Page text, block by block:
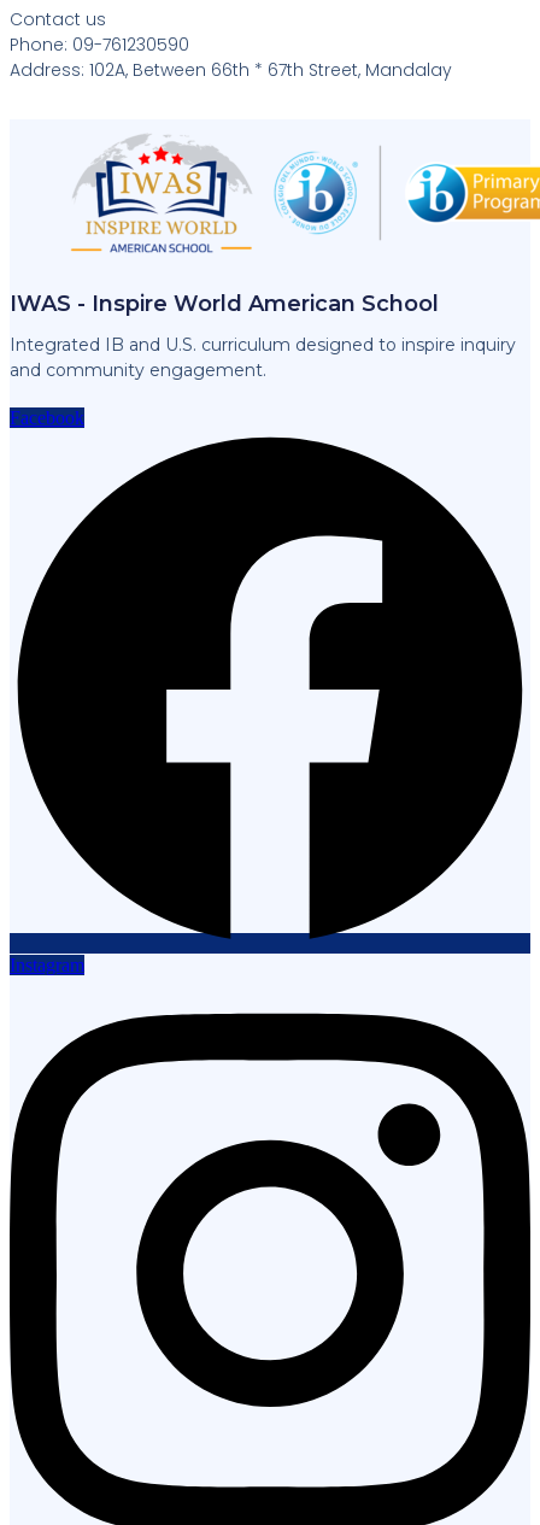
Contact us
Phone: 09-761230590
Address: 102A, Between 66th * 67th Street, Mandalay
IWAS - Inspire World American School
Integrated IB and U.S. curriculum designed to inspire inquiry
and community engagement.
Facebook
Instagram